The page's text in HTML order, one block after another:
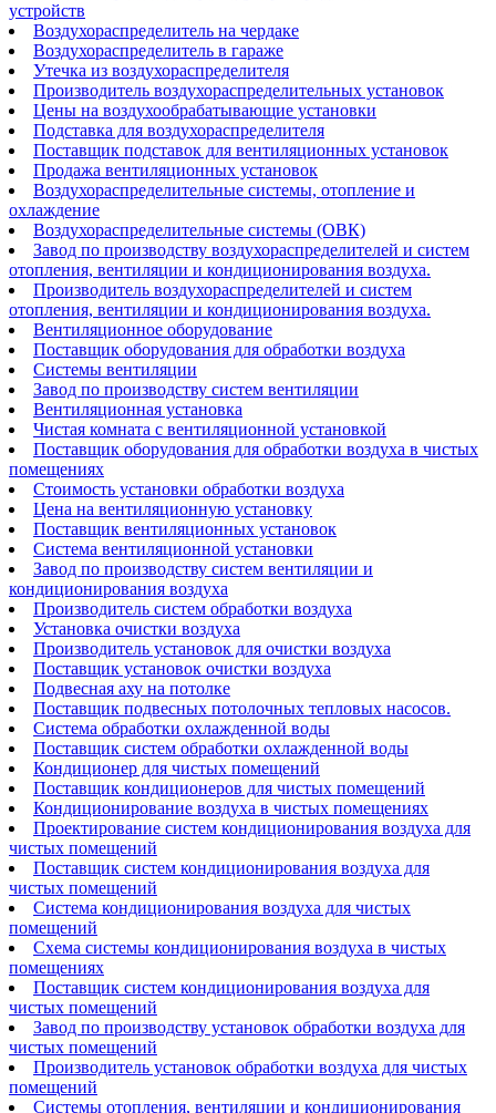
устройств
Воздухораспределитель на чердаке
Воздухораспределитель в гараже
Утечка из воздухораспределителя
Производитель воздухораспределительных установок
Цены на воздухообрабатывающие установки
Подставка для воздухораспределителя
Поставщик подставок для вентиляционных установок
Продажа вентиляционных установок
Воздухораспределительные системы, отопление и
охлаждение
Воздухораспределительные системы (ОВК)
Завод по производству воздухораспределителей и систем
отопления, вентиляции и кондиционирования воздуха.
Производитель воздухораспределителей и систем
отопления, вентиляции и кондиционирования воздуха.
Вентиляционное оборудование
Поставщик оборудования для обработки воздуха
Системы вентиляции
Завод по производству систем вентиляции
Вентиляционная установка
Чистая комната с вентиляционной установкой
Поставщик оборудования для обработки воздуха в чистых
помещениях
Стоимость установки обработки воздуха
Цена на вентиляционную установку
Поставщик вентиляционных установок
Система вентиляционной установки
Завод по производству систем вентиляции и
кондиционирования воздуха
Производитель систем обработки воздуха
Установка очистки воздуха
Производитель установок для очистки воздуха
Поставщик установок очистки воздуха
Подвесная аху на потолке
Поставщик подвесных потолочных тепловых насосов.
Система обработки охлажденной воды
Поставщик систем обработки охлажденной воды
Кондиционер для чистых помещений
Поставщик кондиционеров для чистых помещений
Кондиционирование воздуха в чистых помещениях
Проектирование систем кондиционирования воздуха для
чистых помещений
Поставщик систем кондиционирования воздуха для
чистых помещений
Система кондиционирования воздуха для чистых
помещений
Схема системы кондиционирования воздуха в чистых
помещениях
Поставщик систем кондиционирования воздуха для
чистых помещений
Завод по производству установок обработки воздуха для
чистых помещений
Производитель установок обработки воздуха для чистых
помещений
Системы отопления, вентиляции и кондиционирования